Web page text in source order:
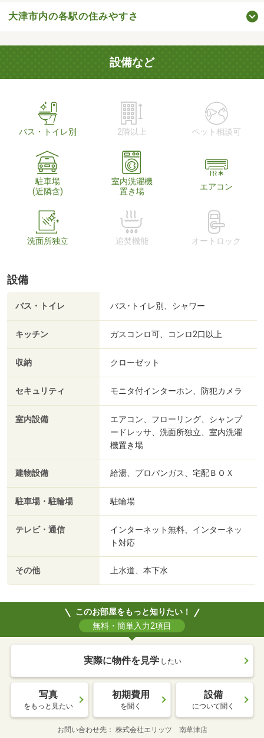
大津市内の各駅の住みやすさ
設備など
バス・トイレ別 2階以上 ペット相談可
駐車場
(近隣含)
室内洗濯機
置き場
エアコン
洗面所独立 追焚機能 オートロック
設備
バス・トイレ バス･トイレ別、シャワー
キッチン ガスコンロ可、コンロ2口以上
収納 クローゼット
セキュリティ モニタ付インターホン、防犯カメラ
室内設備
エアコン、フローリング、シャンプ
ードレッサ、洗面所独立、室内洗濯
機置き場
建物設備 給湯、プロパンガス、宅配ＢＯＸ
駐車場・駐輪場 駐輪場
テレビ・通信
インターネット無料、インターネッ
ト対応
その他 上水道、本下水
このお部屋をもっと知りたい！
無料・簡単入力2項目
実際に物件を見学 したい
写真
をもっと見たい
初期費用
を聞く
設備
について聞く
お問い合わせ先 株式会社エリッツ 南草津店